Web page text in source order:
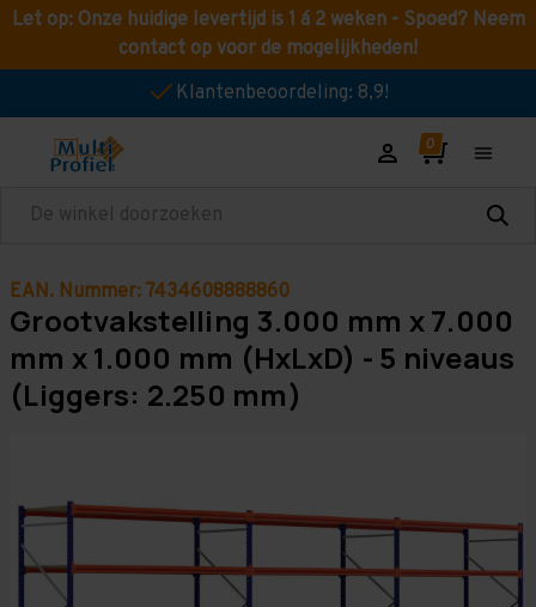
Let op: Onze huidige levertijd is 1 á 2 weken - Spoed? Neem
contact op voor de mogelijkheden!
Klantenbeoordeling: 8,9!
Zoeken
EAN. Nummer: 7434608888860
Grootvakstelling 3.000 mm x 7.000
mm x 1.000 mm (HxLxD) - 5 niveaus
(Liggers: 2.250 mm)